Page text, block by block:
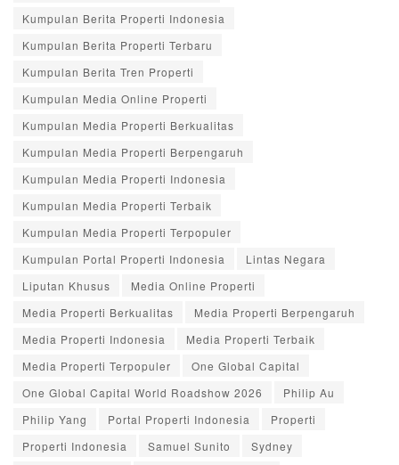
Kumpulan Berita Properti Indonesia
Kumpulan Berita Properti Terbaru
Kumpulan Berita Tren Properti
Kumpulan Media Online Properti
Kumpulan Media Properti Berkualitas
Kumpulan Media Properti Berpengaruh
Kumpulan Media Properti Indonesia
Kumpulan Media Properti Terbaik
Kumpulan Media Properti Terpopuler
Kumpulan Portal Properti Indonesia
Lintas Negara
Liputan Khusus
Media Online Properti
Media Properti Berkualitas
Media Properti Berpengaruh
Media Properti Indonesia
Media Properti Terbaik
Media Properti Terpopuler
One Global Capital
One Global Capital World Roadshow 2026
Philip Au
Philip Yang
Portal Properti Indonesia
Properti
Properti Indonesia
Samuel Sunito
Sydney